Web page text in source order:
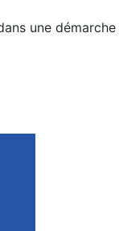
une démarche